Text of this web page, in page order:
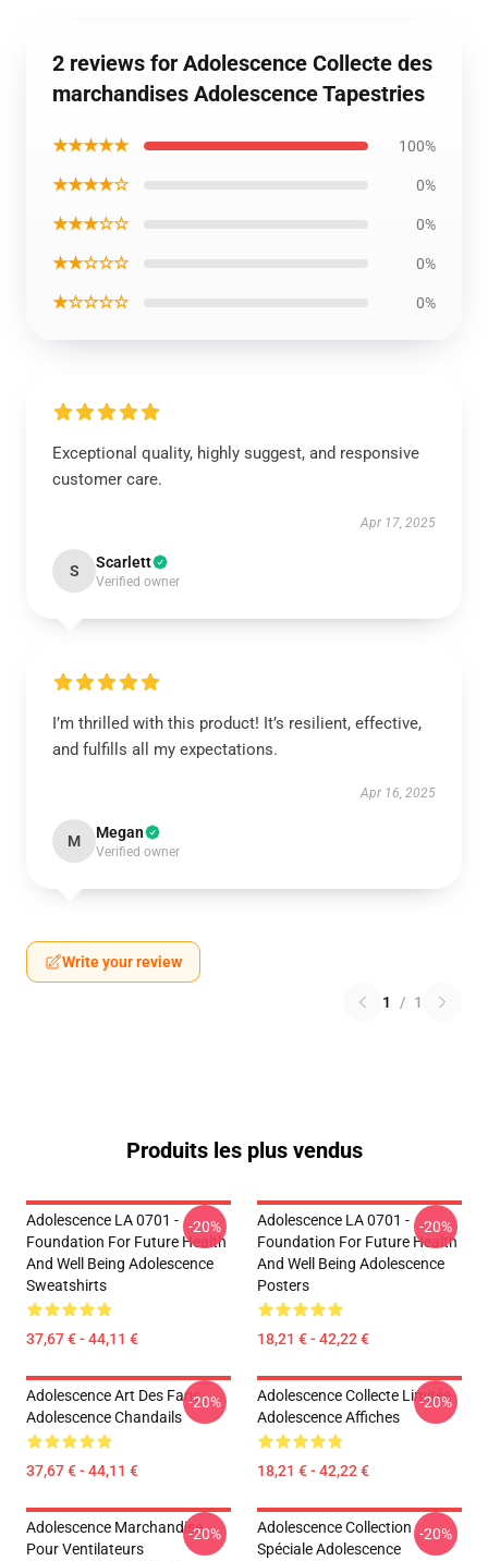
2 reviews for Adolescence Collecte des
marchandises Adolescence Tapestries
★★★★★ 100%
★★★★☆ 0%
★★★☆☆ 0%
★★☆☆☆ 0%
★☆☆☆☆ 0%
Exceptional quality, highly suggest, and responsive
customer care.
Apr 17, 2025
S Scarlett
Verified owner
I’m thrilled with this product! It’s resilient, effective,
and fulfills all my expectations.
Apr 16, 2025
M Megan
Verified owner
Write your review
1 / 1
Produits les plus vendus
Adolescence LA 0701 -
Foundation For Future Health
And Well Being Adolescence
Sweatshirts
37,67 € - 44,11 €
-20%
Adolescence LA 0701 -
Foundation For Future Health
And Well Being Adolescence
Posters
18,21 € - 42,22 €
-20%
Adolescence Art Des Fans
Adolescence Chandails
37,67 € - 44,11 €
-20%
Adolescence Collecte Limitée
Adolescence Affiches
18,21 € - 42,22 €
-20%
Adolescence Marchandise
Pour Ventilateurs
-20%
Adolescence Collection
Spéciale Adolescence
-20%